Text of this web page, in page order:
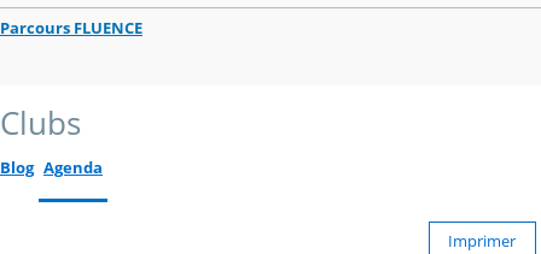
Parcours FLUENCE
Clubs
Blog Agenda
Imprimer